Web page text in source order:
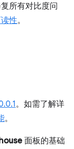
所有对比度问
性。
。如需了解详
。
面板的基础